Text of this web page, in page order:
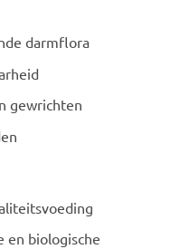
darmflora
gewrichten
en biologische